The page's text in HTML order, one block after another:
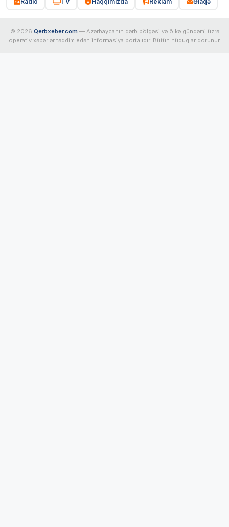
© 2026 Qerbxeber.com — Azərbaycanın qərb bölgəsi və ölkə gündəmi üzrə
operativ xəbərlər təqdim edən informasiya portalıdır. Bütün hüquqlar qorunur.